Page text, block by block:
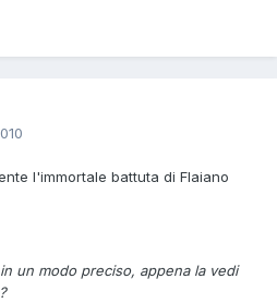
l'immortale battuta di Flaiano
un modo preciso, appena la vedi